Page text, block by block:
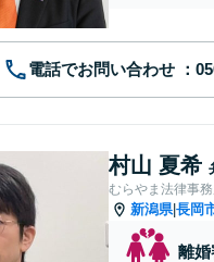
電話でお問い合わせ
村山 夏希
むらやま法律事
新潟県|長岡
離婚